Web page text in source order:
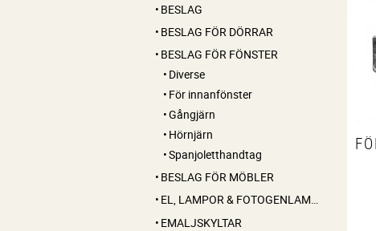
BESLAG
BESLAG FÖR DÖRRAR
BESLAG FÖR FÖNSTER
Diverse
För innanfönster
Gångjärn
Hörnjärn
Spanjoletthandtag
BESLAG FÖR MÖBLER
EL, LAMPOR & FOTOGENLAMPOR
EMALJSKYLTAR